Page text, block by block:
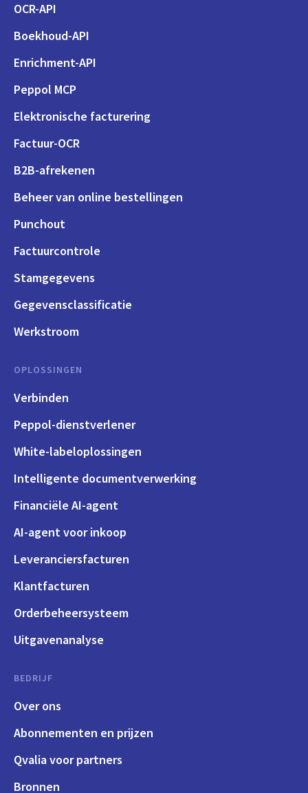
OCR-API
Boekhoud-API
Enrichment-API
Peppol MCP
Elektronische facturering
Factuur-OCR
B2B-afrekenen
Beheer van online bestellingen
Punchout
Factuurcontrole
Stamgegevens
Gegevensclassificatie
Werkstroom
OPLOSSINGEN
Verbinden
Peppol-dienstverlener
White-labeloplossingen
Intelligente documentverwerking
Financiële AI-agent
AI-agent voor inkoop
Leveranciersfacturen
Klantfacturen
Orderbeheersysteem
Uitgavenanalyse
BEDRIJF
Over ons
Abonnementen en prijzen
Qvalia voor partners
Bronnen